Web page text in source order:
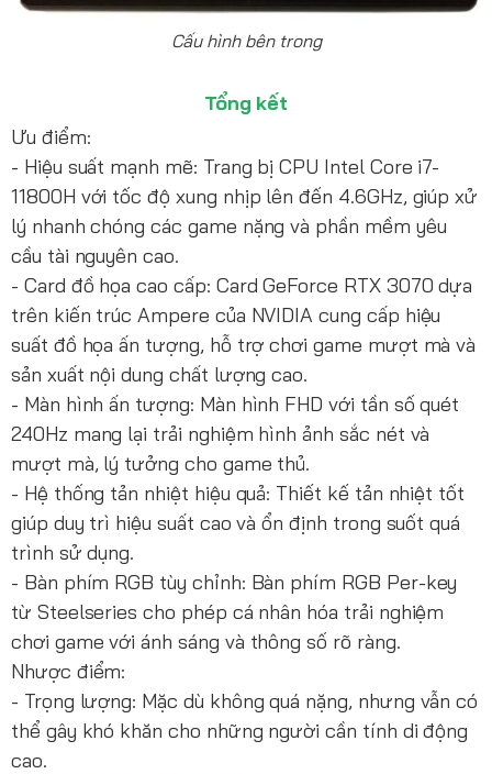
Cấu hình bên trong
Tổng kết
Ưu điểm:
- Hiệu suất mạnh mẽ: Trang bị CPU Intel Core i7-
11800H với tốc độ xung nhịp lên đến 4.6GHz, giúp xử
lý nhanh chóng các game nặng và phần mềm yêu
cầu tài nguyên cao.
- Card đồ họa cao cấp: Card GeForce RTX 3070 dựa
trên kiến trúc Ampere của NVIDIA cung cấp hiệu
suất đồ họa ấn tượng, hỗ trợ chơi game mượt mà và
sản xuất nội dung chất lượng cao.
- Màn hình ấn tượng: Màn hình FHD với tần số quét
240Hz mang lại trải nghiệm hình ảnh sắc nét và
mượt mà, lý tưởng cho game thủ.
- Hệ thống tản nhiệt hiệu quả: Thiết kế tản nhiệt tốt
giúp duy trì hiệu suất cao và ổn định trong suốt quá
trình sử dụng.
- Bàn phím RGB tùy chỉnh: Bàn phím RGB Per-key
từ Steelseries cho phép cá nhân hóa trải nghiệm
chơi game với ánh sáng và thông số rõ ràng.
Nhược điểm:
- Trọng lượng: Mặc dù không quá nặng, nhưng vẫn có
thể gây khó khăn cho những người cần tính di động
cao.